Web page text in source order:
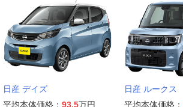
日産 デイズ
平均本体価格： 93.5万円
日産 ルークス
平均本体価格：